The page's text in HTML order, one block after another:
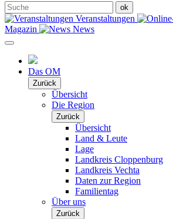
Veranstaltungen
Magazin
News
Das OM
Zurück
Übersicht
Die Region
Zurück
Übersicht
Land & Leute
Lage
Landkreis Cloppenburg
Landkreis Vechta
Daten zur Region
Familientag
Über uns
Zurück